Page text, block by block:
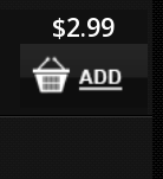
$2.99